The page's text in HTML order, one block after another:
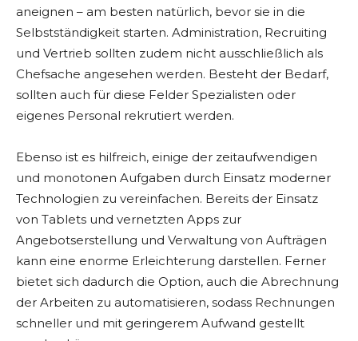
aneignen – am besten natürlich, bevor sie in die
Selbstständigkeit starten. Administration, Recruiting
und Vertrieb sollten zudem nicht ausschließlich als
Chefsache angesehen werden. Besteht der Bedarf,
sollten auch für diese Felder Spezialisten oder
eigenes Personal rekrutiert werden.
Ebenso ist es hilfreich, einige der zeitaufwendigen
und monotonen Aufgaben durch Einsatz moderner
Technologien zu vereinfachen. Bereits der Einsatz
von Tablets und vernetzten Apps zur
Angebotserstellung und Verwaltung von Aufträgen
kann eine enorme Erleichterung darstellen. Ferner
bietet sich dadurch die Option, auch die Abrechnung
der Arbeiten zu automatisieren, sodass Rechnungen
schneller und mit geringerem Aufwand gestellt